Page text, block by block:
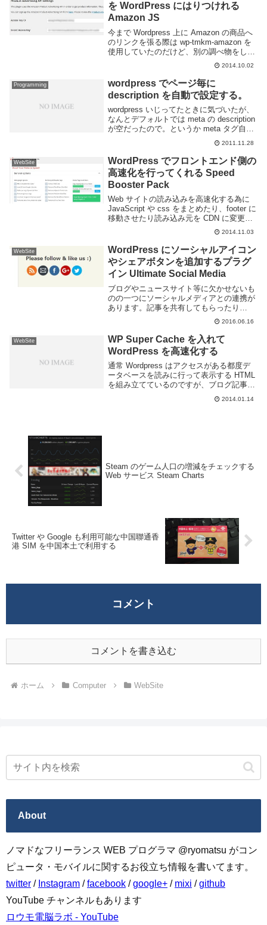
を WordPress にはりつけれる
Amazon JS
今まで Wordpress 上に Amazon の商品へ
のリンクを張る際は wp-tmkm-amazon を
使用していたのだけど、別の調べ物をして
いたときに amazonjs を知ってそっちのほ
うが良さそうだという事で使ってみた。い
つのまに...
2014.10.02
Programming
wordpress でページ毎に
description を自動で設定する。
wordpress いじってたときに気づいたが、
なんとデフォルトでは meta の description
が空だったので。というか meta タグ自体
なかった。なんでやねん。というわけで
SEO的にどこまで有効なのかはわかりませ
んが goo...
2011.11.28
WebSite
WordPress でフロントエンド側の
高速化を行ってくれる Speed
Booster Pack
Web サイトの読み込みを高速化する為に
JavaScript や css をまとめたり、footer に
移動させたり読み込み元を CDN に変更す
るなどといった対策を行う事があります。
Speed Booster Pack という Word...
2014.11.03
WebSite
WordPress にソーシャルアイコン
やシェアボタンを追加するプラグ
イン Ultimate Social Media
ブログやニュースサイト等に欠かせないも
のの一つにソーシャルメディアとの連携が
あります。記事を共有してもらったり
Twitter や RSS を購読してもらったりする
事でよりアクセス数を伸ばす事ができるよ
うになります。気の利いた Wordpr...
2016.06.16
WebSite
WP Super Cache を入れて
WordPress を高速化する
通常 Wordpress はアクセスがある都度デ
ータベースを読みに行って表示する HTML
を組み立てているのですが、ブログ記事な
ど頻繁に更新されるものではないのに都度
処理が走るのは非効率。ということでレス
2014.01.14
Steam のゲーム人口の増減をチェックする
Web サービス Steam Charts
Twitter や Google も利用可能な中国聯通香
港 SIM を中国本土で利用する
コメント
コメントを書き込む
ホーム Computer WebSite
About
ノマドなフリーランス WEB プログラマ @ryomatsu がコン
ピュータ・モバイルに関するお役立ち情報を書いてます。
twitter / Instagram /facebook /google+ / mixi /github
YouTube チャンネルもあります
ロウモ電脳ラボ - YouTube